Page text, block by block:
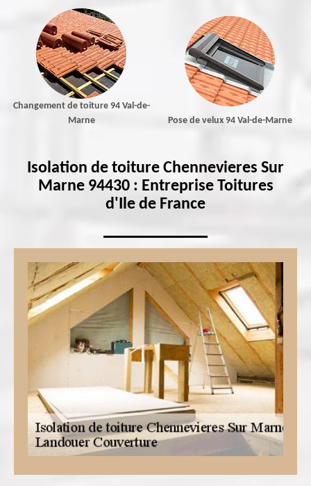
Changement de toiture 94 Val-de-
Marne
Pose de velux 94 Val-de-Marne
Isolation de toiture Chennevieres Sur
Marne 94430 : Entreprise Toitures
d'Ile de France